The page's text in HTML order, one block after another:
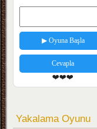
▶ Oyuna Başla
Cevapla
❤️❤️❤️
Yakalama Oyunu